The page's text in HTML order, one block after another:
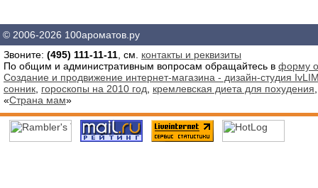
© 2006-2026 100ароматов.ру
Звоните: (495) 111-11-11 , см. контакты и реквизиты
По общим и административным вопросам обращайтесь в форму
Создание и продвижение интернет-магазина - дизайн-студия
сонник гороскопы на 2010 год кремлевская диета для похудения
«Страна мам»